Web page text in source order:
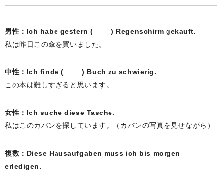
男性：Ich habe gestern ( ) Regenschirm gekauft.
私は昨日この傘を買いました。
中性：Ich finde ( ) Buch zu schwierig.
この本は難しすぎると思います。
女性：Ich suche diese Tasche.
私はこのカバンを探しています。（カバンの写真を見せながら）
複数：Diese Hausaufgaben muss ich bis morgen
erledigen.